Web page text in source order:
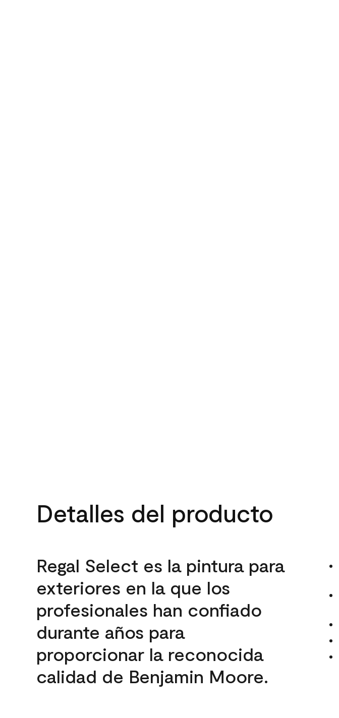
Detalles del producto
Regal Select es la pintura para
exteriores en la que los
profesionales han confiado
durante años para
proporcionar la reconocida
calidad de Benjamin Moore.